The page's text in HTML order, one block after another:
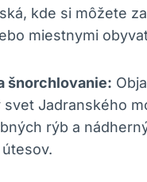
kde si môžete
miestnymi
šnorchlovanie:
svet Jadranského
rýb a